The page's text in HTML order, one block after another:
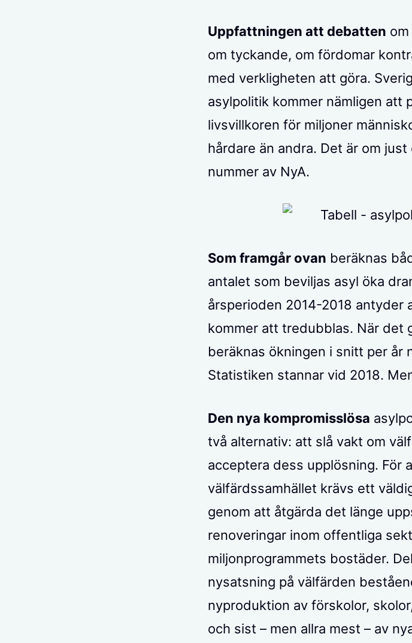
Uppfattningen att debatten
om tyckande, om fördomar
med verkligheten att göra.
asylpolitik kommer nämligen att
livsvillkoren för miljoner
hårdare än andra. Det är om
nummer av NyA.
Som framgår ovan beräknas
antalet som beviljas asyl öka
årsperioden 2014-2018 antyder
kommer att tredubblas. När det
beräknas ökningen i snitt per år
Statistiken stannar vid 2018.
Den nya kompromisslösa
två alternativ: att slå vakt om
acceptera dess upplösning. För
välfärdssamhället krävs ett
genom att åtgärda det länge
renoveringar inom offentliga
miljonprogrammets bostäder.
nysatsning på välfärden
nyproduktion av förskolor,
och sist – men allra mest – av